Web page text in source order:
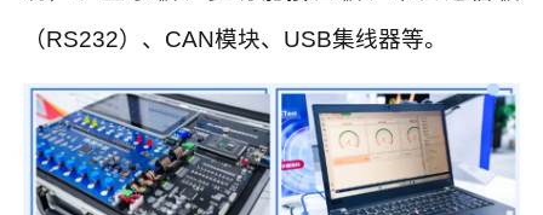
（RS232）、 CAN模块、 USB集线器等。